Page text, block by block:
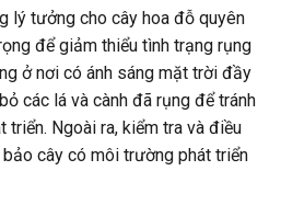
lý tưởng cho cây hoa đỗ quyên
để giảm thiểu tình trạng rụng
ở nơi có ánh sáng mặt trời đầy
các lá và cành đã rụng để tránh
triển. Ngoài ra, kiểm tra và điều
cây có môi trường phát triển